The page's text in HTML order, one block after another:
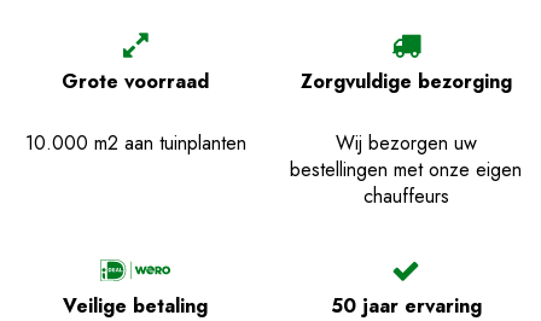
Grote voorraad
10.000 m2 aan tuinplanten
Zorgvuldige bezorging
Wij bezorgen uw
bestellingen met onze eigen
chauffeurs
Veilige betaling 50 jaar ervaring